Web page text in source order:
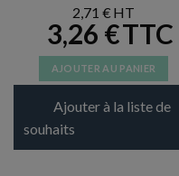
2,71 €
3,26 €
AJOUTER AU PANIER
Ajouter à la liste de
souhaits